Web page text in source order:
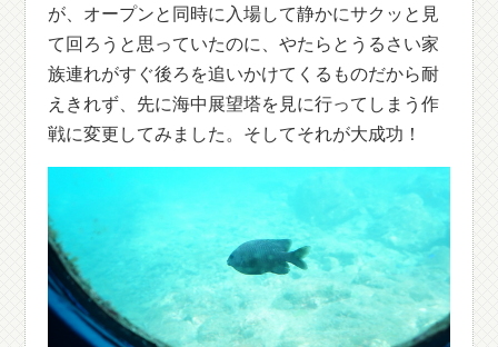
が、オープンと同時に入場して静かにサクッと見
て回ろうと思っていたのに、やたらとうるさい家
族連れがすぐ後ろを追いかけてくるものだから耐
えきれず、先に海中展望塔を見に行ってしまう作
戦に変更してみました。そしてそれが大成功！